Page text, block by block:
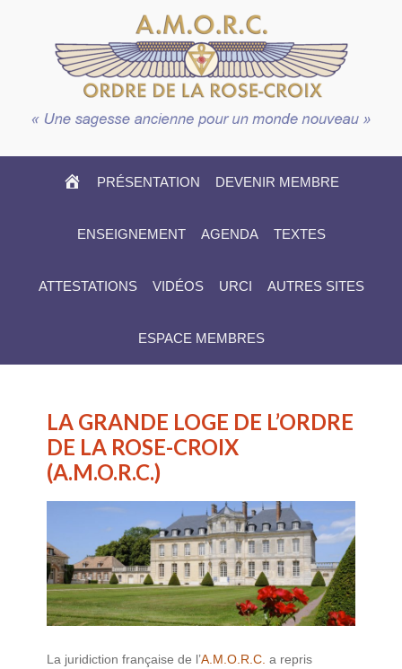
HOME
PRÉSENTATION DEVENIR MEMBRE
ENSEIGNEMENT AGENDA TEXTES
ATTESTATIONS VIDÉOS URCI AUTRES SITES
ESPACE MEMBRES
LA GRANDE LOGE DE L’ORDRE
DE LA ROSE-CROIX
(A.M.O.R.C.)
La juridiction française de l’A.M.O.R.C. a repris